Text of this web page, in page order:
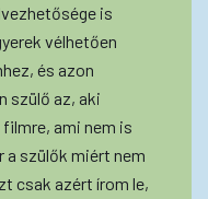
is
vélhetően
és azon
szülő az, aki
ami nem is
a szülők miért nem
csak azért írom le,